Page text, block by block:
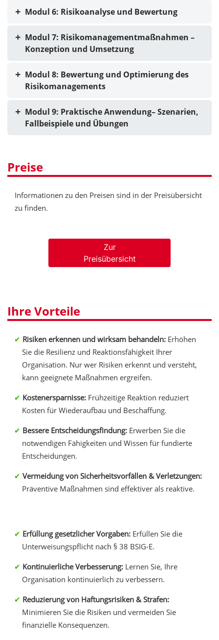
Modul 6: Risikoanalyse und Bewertung
Modul 7: Risikomanagementmaßnahmen –
Konzeption und Umsetzung
Modul 8: Bewertung und Optimierung des
Risikomanagements
Modul 9: Praktische Anwendung– Szenarien,
Fallbeispiele und Übungen
Preise
Informationen zu den Preisen sind in der Preisübersicht
zu finden.
Zur
Preisübersicht
Ihre Vorteile
Risiken erkennen und wirksam behandeln:Erhöhen
Sie die Resilienz und Reaktionsfähigkeit Ihrer
Organisation. Nur wer Risiken erkennt und versteht,
kann geeignete Maßnahmen ergreifen.
Kostenersparnisse: Frühzeitige Reaktion reduziert
Kosten für Wiederaufbau und Beschaffung.
Bessere Entscheidungsfindung: Erwerben Sie die
notwendigen Fähigkeiten und Wissen für fundierte
Entscheidungen.
Vermeidung von Sicherheitsvorfällen & Verletzungen:
Präventive Maßnahmen sind effektiver als reaktive.
Erfüllung gesetzlicher Vorgaben: Erfüllen Sie die
Unterweisungspflicht nach § 38 BSIG-E.
Kontinuierliche Verbesserung: Lernen Sie, Ihre
Organisation kontinuierlich zu verbessern.
Reduzierung von Haftungsrisiken & Strafen:
Minimieren Sie die Risiken und vermeiden Sie
finanzielle Konsequenzen.